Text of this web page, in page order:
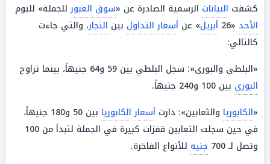
كشفت البيانات الرسمية الصادرة عن «سوق العبورللجملة» لليوم
الأحد «26 أبريل» عن أسعار التداول بين التجار، والتي جاءت
كالتالي:
«البلطي والبورى»: سجل البلطي بين 59 و64 جنيهاً، بينما تراوح
البوري بين 100 و240 جنيهاً.
«الكابوريا والثعابين»: دارت أسعار الكابوريا
بين 50 و180 جنيهاً،
في حين سجلت الثعابين قفزات كبيرة في الجملة لتبدأ من 100
وتصل لـ 700
جنيه للأنواع الفاخرة.